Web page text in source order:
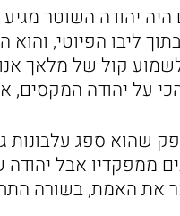
היה יהודה השוטר
ליבו הפיוטי,
קול של מלאך
על יהודה המקסים,
שהוא ספג
ממפקדיו אבל
את האמת, בשורה